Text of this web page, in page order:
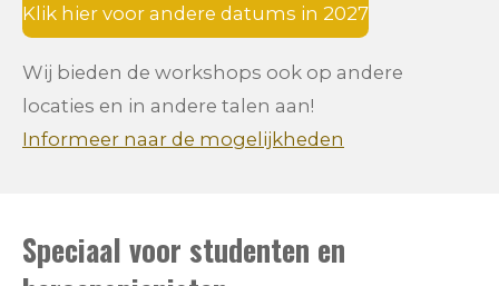
Klik hier voor andere datums in 2027
Wij bieden de workshops ook op andere
locaties en in andere talen aan!
Informeer naar de mogelijkheden
Speciaal voor studenten en